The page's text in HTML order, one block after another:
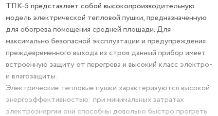
ТПК-5 представляет собой высокопроизводительную
модель электрической тепловой пушки, предназначенную
для обогрева помещения средней площади. Для
максимально безопасной эксплуатации и предупреждения
преждевременного выхода из строя данный прибор имеет
встроенную защиту от перегрева и высокий класс электро-
и влагозащиты.
Электрические тепловые пушки характеризуются высокой
энергоэффективностью: при минимальных затратах
электроэнергии они способны довольно быстро прогреть